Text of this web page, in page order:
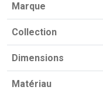
Marque
Collection
Dimensions
Matériau